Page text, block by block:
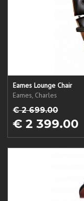
Eames Lounge Chair
Eames, Charles
€ 2 699.00
€ 2 399.00